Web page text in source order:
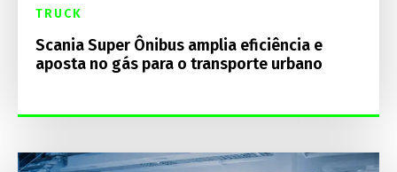
TRUCK
Scania Super Ônibus amplia eficiência e
aposta no gás para o transporte urbano